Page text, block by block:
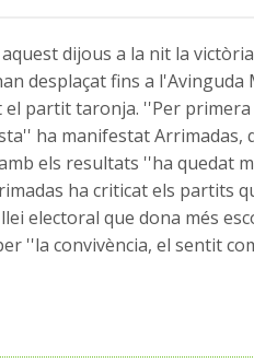
dijous a la nit la
desplaçat fins a l'Avinguda
partit taronja. ''Per primera
ha manifestat Arrimadas,
els resultats ''ha quedat
ha criticat els partits
electoral que dona més
''la convivència, el sentit